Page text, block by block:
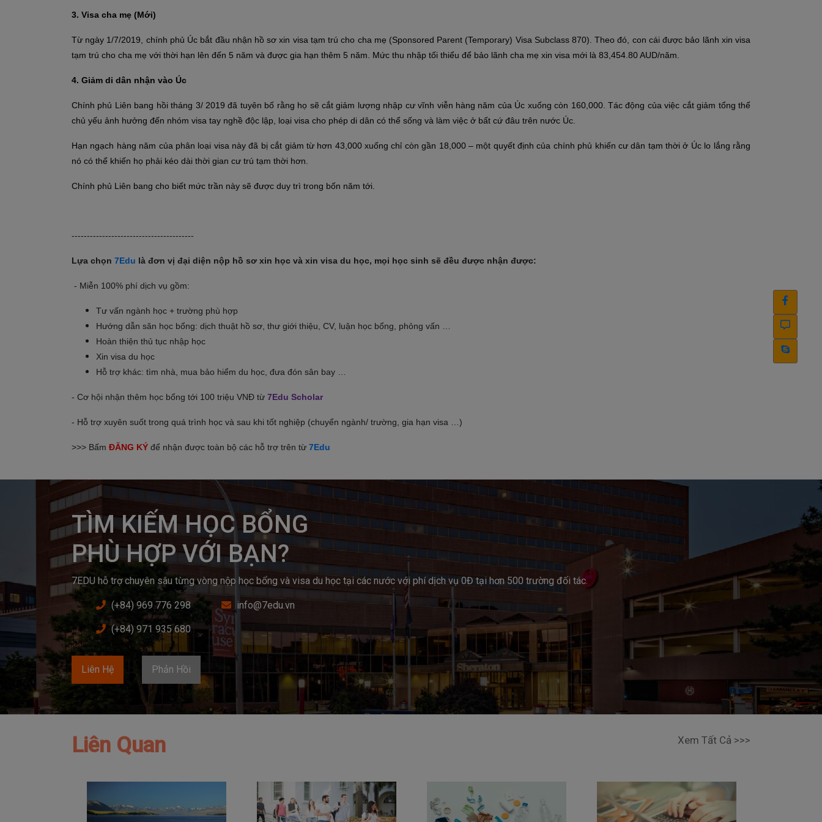
3. Visa cha mẹ (Mới)
Từ ngày 1/7/2019, chính phủ Úc bắt đầu nhận hồ sơ xin visa tạm trú cho cha mẹ (Sponsored Parent (Temporary) Visa Subclass 870). Theo đó, con cái được bảo lãnh xin visa
tạm trú cho cha mẹ với thời hạn lên đến 5 năm và được gia hạn thêm 5 năm. Mức thu nhập tối thiểu để bảo lãnh cha mẹ xin visa mới là 83,454.80 AUD/năm.
4. Giảm di dân nhận vào Úc
Chính phủ Liên bang hồi tháng 3/ 2019 đã tuyên bố rằng họ sẽ cắt giảm lượng nhập cư vĩnh viễn hàng năm của Úc xuống còn 160,000. Tác động của việc cắt giảm tổng thể
chủ yếu ảnh hưởng đến nhóm visa tay nghề độc lập, loại visa cho phép di dân có thể sống và làm việc ở bất cứ đâu trên nước Úc.
Hạn ngạch hàng năm của phân loại visa này đã bị cắt giảm từ hơn 43,000 xuống chỉ còn gần 18,000 – một quyết định của chính phủ khiến cư dân tạm thời ở Úc lo lắng rằng
nó có thể khiến họ phải kéo dài thời gian cư trú tạm thời hơn.
Chính phủ Liên bang cho biết mức trần này sẽ được duy trì trong bốn năm tới.
----------------------------------------
Lựa chọn 7Edu là đơn vị đại diện nộp hồ sơ xin học và xin visa du học, mọi học sinh sẽ đều được nhận được:
- Miễn 100% phí dịch vụ gồm:
Tư vấn ngành học + trường phù hợp
Hướng dẫn săn học bổng: dịch thuật hồ sơ, thư giới thiệu, CV, luận học bổng, phỏng vấn …
Hoàn thiện thủ tục nhập học
Xin visa du học
Hỗ trợ khác: tìm nhà, mua bảo hiểm du học, đưa đón sân bay …
- Cơ hội nhận thêm học bổng tới 100 triệu VNĐ từ 7Edu Scholar
- Hỗ trợ xuyên suốt trong quá trình học và sau khi tốt nghiệp (chuyển ngành/ trường, gia hạn visa …)
>>> Bấm ĐĂNG KÝ để nhận được toàn bộ các hỗ trợ trên từ 7Edu
TÌM KIẾM HỌC BỔNG
PHÙ HỢP VỚI BẠN?
7EDU hỗ trợ chuyên sâu từng vòng nộp học bổng và visa du học tại các nước với phí dịch vụ 0Đ tại hơn 500 trường đối tác.
(+84) 969 776 298 info@7edu.vn
(+84) 971 935 680
Liên Hệ Phản Hồi
Liên Quan Xem Tất Cả >>>